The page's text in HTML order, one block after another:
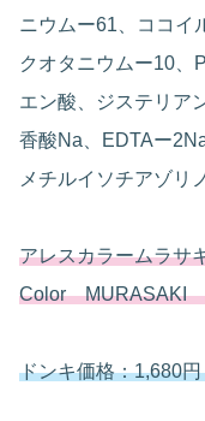
ニウムー61、ココイ
クオタニウムー10、
エン酸、ジステリア
香酸Na、EDTAー
メチルイソチアゾリ
アレスカラームラ
Color MURASAKI
ドンキ価格：1,680